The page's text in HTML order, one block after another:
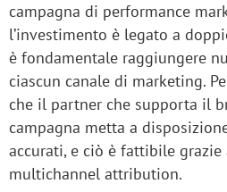
campagna di performance
l’investimento è legato a
è fondamentale raggiungere
ciascun canale di marketing.
che il partner che supporta il
campagna metta a
accurati, e ciò è fattibile grazie
multichannel attribution.